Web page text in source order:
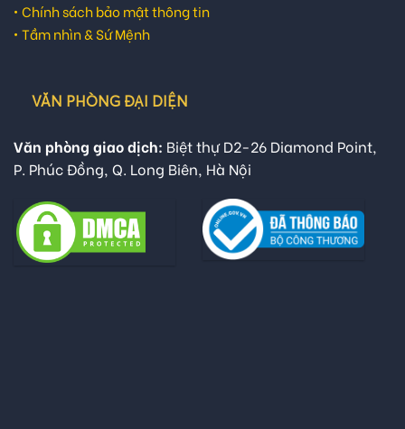
• Chính sách bảo mật thông tin
• Tầm nhìn & Sứ Mệnh
VĂN PHÒNG ĐẠI DIỆN
Văn phòng giao dịch: Biệt thự D2-26 Diamond Point,
P. Phúc Đồng, Q. Long Biên, Hà Nội